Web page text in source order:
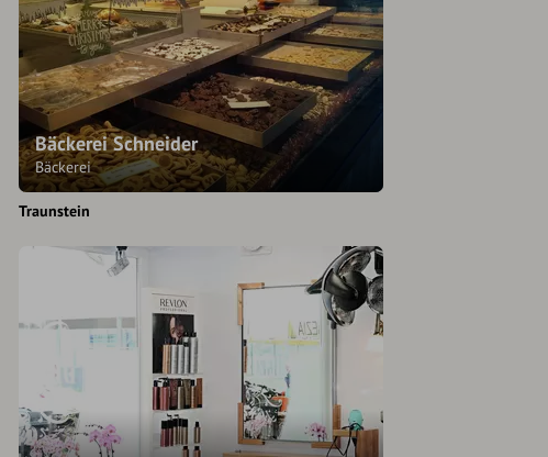
Bäckerei Schneider
Bäckerei
Traunstein